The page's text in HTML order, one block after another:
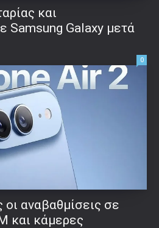
και
Samsung Galaxy μετά
0
αναβαθμίσεις σε
και κάμερες